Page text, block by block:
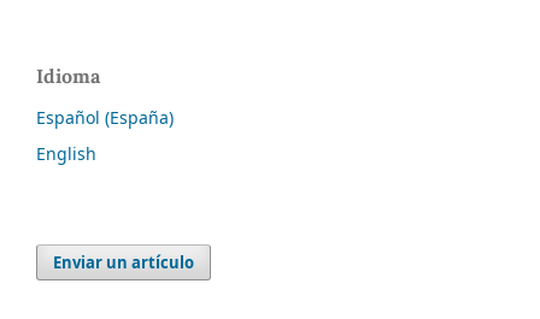
Idioma
Español (España)
English
Enviar un artículo